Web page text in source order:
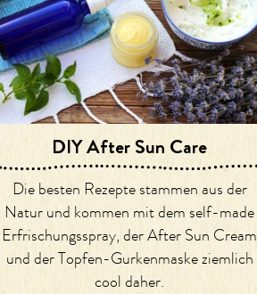
DIY After Sun Care
Die besten Rezepte stammen aus der
Natur und kommen mit dem self-made
Erfrischungsspray, der After Sun Cream
und der Topfen-Gurkenmaske ziemlich
cool daher.